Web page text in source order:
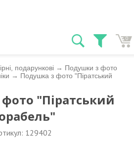
0
подарункові → Подушки з фото
→ Подушка з фото "Піратський
"Піратський
129402